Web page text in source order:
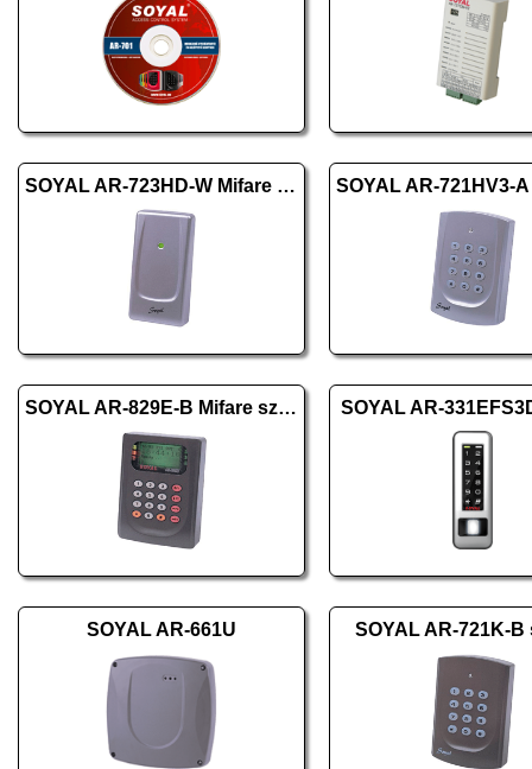
SOYAL AR-723HD-W Mifare ezüst
SOYAL AR-829E-B Mifare szürke SOYAL AR-
SOYAL AR-661U SOYAL AR-721K-B